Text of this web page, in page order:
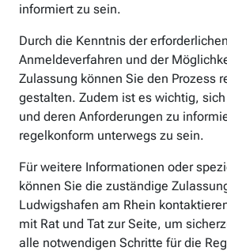
informiert zu sein.
Durch die Kenntnis der
Anmeldeverfahren und der
Zulassung können Sie den Prozess
gestalten. Zudem ist es wichtig,
und deren Anforderungen zu
regelkonform unterwegs zu sein.
Für weitere Informationen oder
können Sie die zuständige
Ludwigshafen am Rhein
mit Rat und Tat zur Seite, um
alle notwendigen Schritte für die